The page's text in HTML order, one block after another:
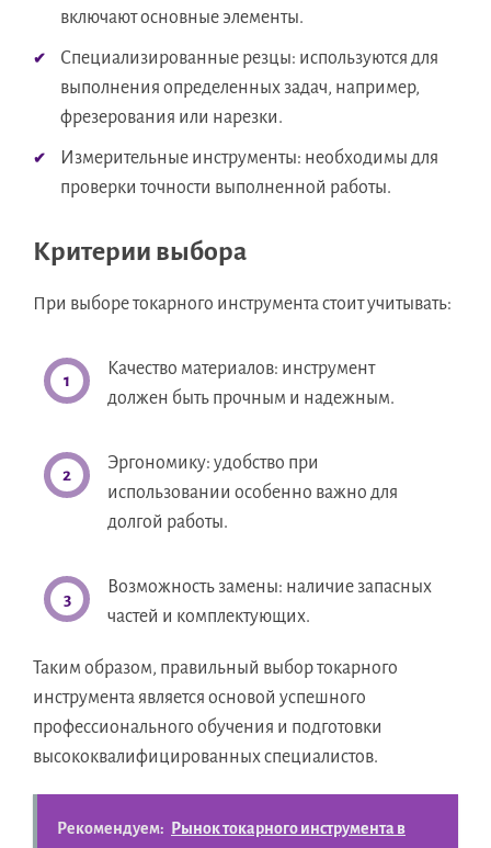
включают основные элементы.
Специализированные резцы: используются для
выполнения определенных задач, например,
фрезерования или нарезки.
Измерительные инструменты: необходимы для
проверки точности выполненной работы.
Критерии выбора
При выборе токарного инструмента стоит учитывать:
Качество материалов: инструмент
должен быть прочным и надежным.
Эргономику: удобство при
использовании особенно важно для
долгой работы.
Возможность замены: наличие запасных
частей и комплектующих.
Таким образом, правильный выбор токарного
инструмента является основой успешного
профессионального обучения и подготовки
высококвалифицированных специалистов.
Рекомендуем:
Рынок токарного инструмента в